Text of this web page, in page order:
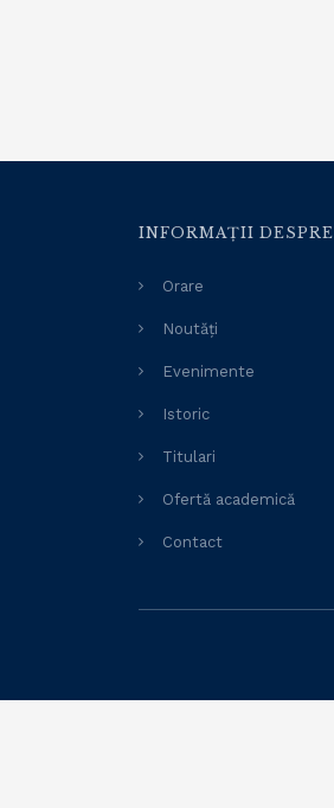
INFORMAȚII DESPRE
Orare
Noutăți
Evenimente
Istoric
Titulari
Ofertă academică
Contact